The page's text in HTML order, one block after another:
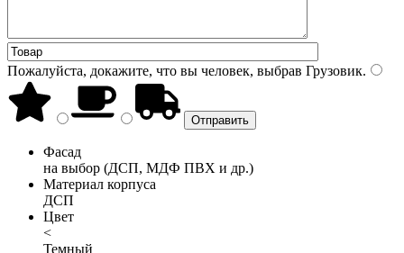
Пожалуйста, докажите, что вы человек, выбрав Грузовик.
Фасад
на выбор (ДСП, МДФ ПВХ и др.)
Материал корпуса
ДСП
Цвет
<
Темный